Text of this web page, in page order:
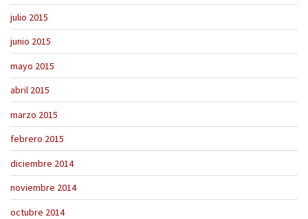
julio 2015
junio 2015
mayo 2015
abril 2015
marzo 2015
febrero 2015
diciembre 2014
noviembre 2014
octubre 2014